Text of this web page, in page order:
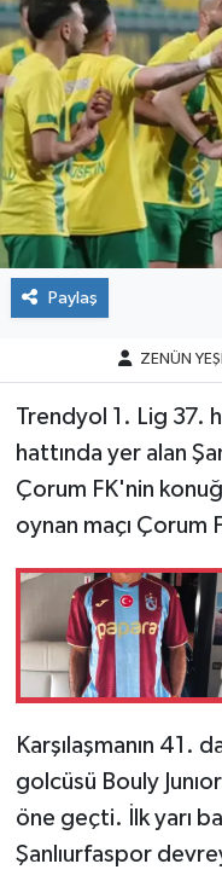
Paylaş
ZENÜN
Trendyol 1. Lig 37.
hattında yer alan
Çorum FK'nin
oynan maçı Çorum
Karşılaşmanın 41.
golcüsü Bouly
öne geçti. İlk yarı
Şanlıurfaspor